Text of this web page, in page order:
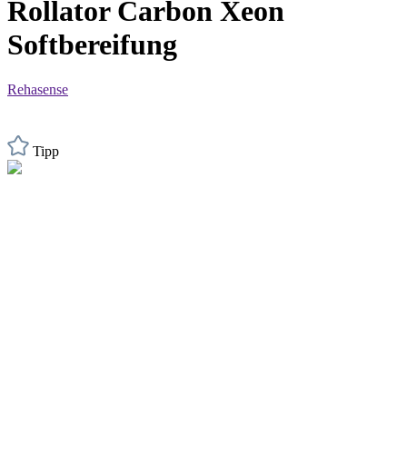
Rollator Carbon Xeon
Softbereifung
Rehasense
Tipp